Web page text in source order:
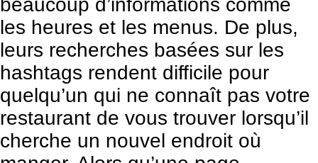
beaucoup d’informations comme
les heures et les menus. De plus,
leurs recherches basées sur les
hashtags rendent difficile pour
quelqu’un qui ne connaît pas votre
restaurant de vous trouver lorsqu’il
cherche un nouvel endroit où